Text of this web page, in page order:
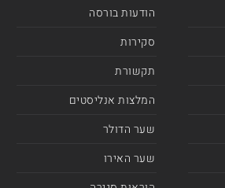
הודעות בורסה
סקירות
תקשורת
המלצות אנליסטים
שער הדולר
שער האירו